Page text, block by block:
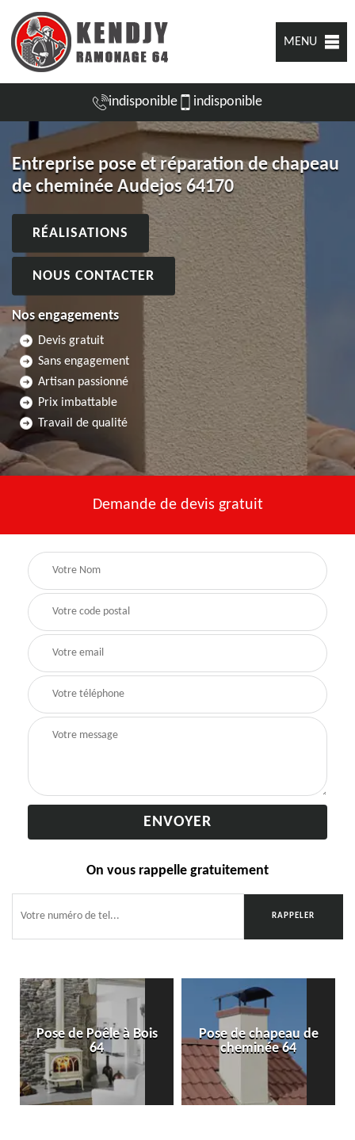
MENU
indisponible indisponible
Entreprise pose et réparation de chapeau
de cheminée Audejos 64170
RÉALISATIONS
NOUS CONTACTER
Nos engagements
Devis gratuit
Sans engagement
Artisan passionné
Prix imbattable
Travail de qualité
Demande de devis gratuit
On vous rappelle gratuitement
Pose de Poêle à Bois
64
Pose de chapeau de
cheminée 64